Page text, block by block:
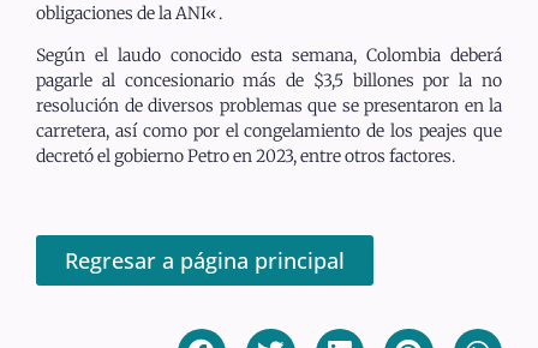
obligaciones de la ANI«.
Según el laudo conocido esta semana, Colombia deberá
pagarle al concesionario más de $3,5 billones por la no
resolución de diversos problemas que se presentaron en la
carretera, así como por el congelamiento de los peajes que
decretó el gobierno Petro en 2023, entre otros factores.
Regresar a página principal